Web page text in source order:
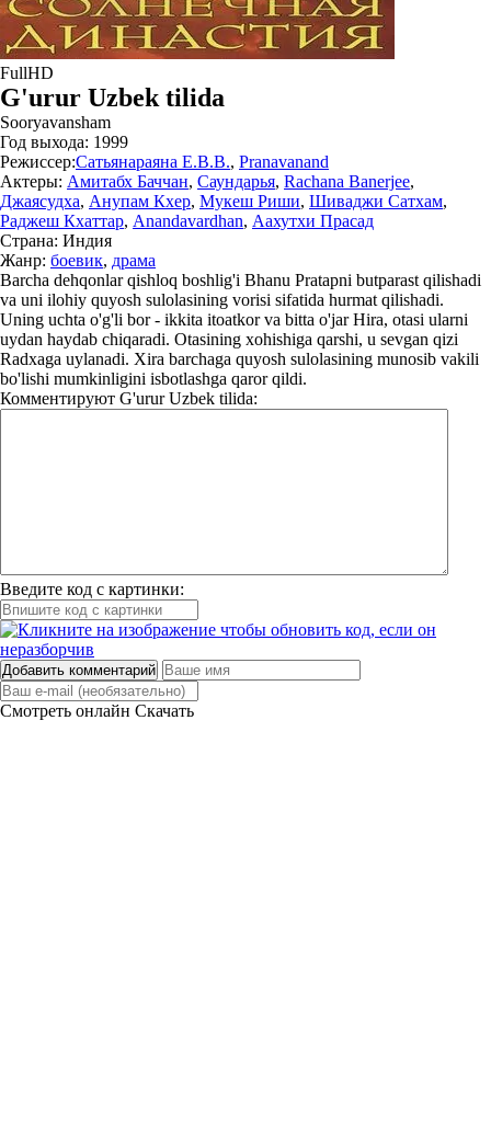
FullHD
G'urur Uzbek tilida
Sooryavansham
Год выхода: 1999
Режиссер:Сатьянараяна Е.В.В., Pranavanand
Актеры: Амитабх Баччан, Саундарья, Rachana Banerjee,
Джаясудха, Анупам Кхер, Мукеш Риши, Шиваджи Сатхам,
Раджеш Кхаттар, Anandavardhan, Аахутхи Прасад
Страна: Индия
Жанр: боевик, драма
Barcha dehqonlar qishloq boshlig'i Bhanu Pratapni butparast qilishadi
va uni ilohiy quyosh sulolasining vorisi sifatida hurmat qilishadi.
Uning uchta o'g'li bor - ikkita itoatkor va bitta o'jar Hira, otasi ularni
uydan haydab chiqaradi. Otasining xohishiga qarshi, u sevgan qizi
Radxaga uylanadi. Xira barchaga quyosh sulolasining munosib vakili
bo'lishi mumkinligini isbotlashga qaror qildi.
Комментируют G'urur Uzbek tilida:
Введите код с картинки:
Добавить комментарий
Смотреть онлайн Скачать